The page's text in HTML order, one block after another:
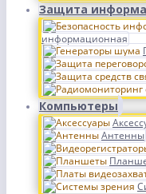
Защита
информационная
Компьютеры
Антенны